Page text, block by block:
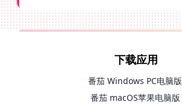
下载应用
番茄 Windows PC电脑版
番茄 macOS苹果电脑版